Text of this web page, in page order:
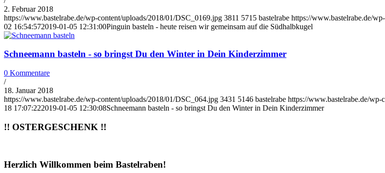
2. Februar 2018
https://www.bastelrabe.de/wp-content/uploads/2018/01/DSC_0169.jpg 3811 5715 bastelrabe https://www.bastelrabe.de/
02 16:54:572019-01-05 12:31:00Pinguin basteln - heute reisen wir gemeinsam auf die Südhalbkugel
Schneemann basteln - so bringst Du den Winter in Dein Kinderzimmer
0 Kommentare
/
18. Januar 2018
https://www.bastelrabe.de/wp-content/uploads/2018/01/DSC_064.jpg 3431 5146 bastelrabe https://www.bastelrabe.de/
18 17:07:222019-01-05 12:30:08Schneemann basteln - so bringst Du den Winter in Dein Kinderzimmer
!! OSTERGESCHENK !!
Herzlich Willkommen beim Bastelraben!